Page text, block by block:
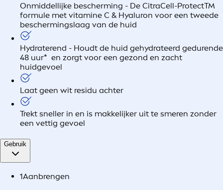
Onmiddellijke bescherming - De CitraCell-ProtectTM
formule met vitamine C & Hyaluron voor een tweede
beschermingslaag van de huid
Hydraterend - Houdt de huid gehydrateerd gedurende
48 uur* en zorgt voor een gezond en zacht
huidgevoel
Laat geen wit residu achter
Trekt sneller in en is makkelijker uit te smeren zonder
een vettig gevoel
Gebruik
1Aanbrengen